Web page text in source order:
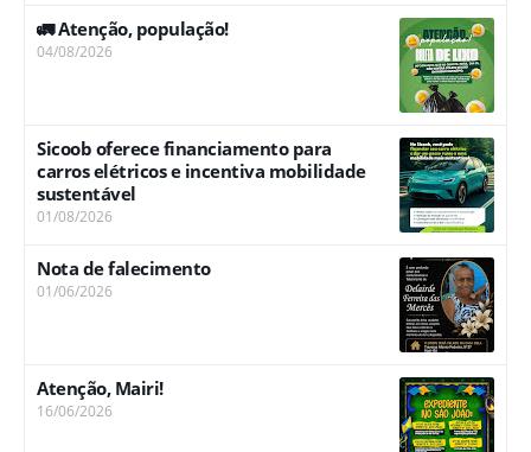
🚛 Atenção, população!
04/08/2026
Sicoob oferece financiamento para
carros elétricos e incentiva mobilidade
sustentável
01/08/2026
Nota de falecimento
01/06/2026
Atenção, Mairi!
16/06/2026